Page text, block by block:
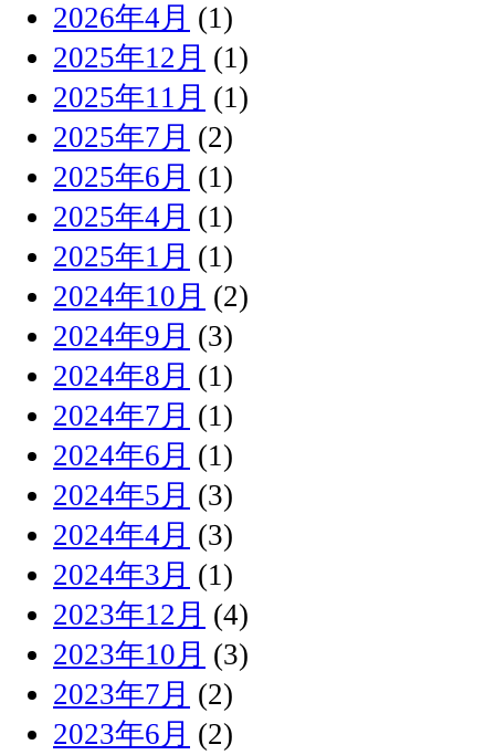
2026年4月 (1)
2025年12月 (1)
2025年11月 (1)
2025年7月 (2)
2025年6月 (1)
2025年4月 (1)
2025年1月 (1)
2024年10月 (2)
2024年9月 (3)
2024年8月 (1)
2024年7月 (1)
2024年6月 (1)
2024年5月 (3)
2024年4月 (3)
2024年3月 (1)
2023年12月 (4)
2023年10月 (3)
2023年7月 (2)
2023年6月 (2)